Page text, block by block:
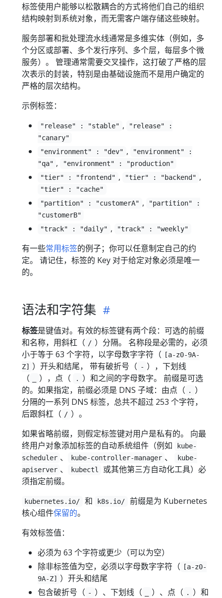
标签使用户能够以松散耦合的方式将他们自己的组织
结构映射到系统对象，而无需客户端存储这些映射。
服务部署和批处理流水线通常是多维实体（例如，多
个分区或部署、多个发行序列、多个层，每层多个微
服务）。 管理通常需要交叉操作，这打破了严格的层
次表示的封装，特别是由基础设施而不是用户确定的
严格的层次结构。
示例标签：
"release" : "stable" ,
"release" :
"canary"
"environment" : "dev" ,
"environment" :
"qa" ,
"environment" : "production"
"tier" : "frontend" , "tier" : "backend" ,
"tier" : "cache"
"partition" : "customerA" ,
"partition" :
"customerB"
"track" : "daily" , "track" : "weekly"
有一些常用标签的例子；你可以任意制定自己的约
定。 请记住，标签的 Key 对于给定对象必须是唯一
的。
语法和字符集
标签是键值对。有效的标签键有两个段：可选的前缀
和名称，用斜杠（ / ）分隔。 名称段是必需的，必须
小于等于 63 个字符，以字母数字字符（
[a-z0-9A-
Z]
）开头和结尾， 带有破折号（ - ），下划线
（
），点（ .
）和之间的字母数字。 前缀是可选
的。如果指定，前缀必须是 DNS 子域：由点（ .
）
分隔的一系列 DNS 标签，总共不超过 253 个字符，
后跟斜杠（ / ）。
如果省略前缀，则假定标签键对用户是私有的。 向最
终用户对象添加标签的自动系统组件（例如
kube-
scheduler 、 kube-controller-manager 、
kube-
apiserver 、 kubectl
或其他第三方自动化工具）必
须指定前缀。
kubernetes.io/ 和 k8s.io/
前缀是为 Kubernetes
核心组件保留的。
有效标签值：
必须为 63 个字符或更少（可以为空）
除非标签值为空，必须以字母数字字符（
[a-z0-
9A-Z]
）开头和结尾
包含破折号（ - ）、下划线（ ）、点（ .
）和